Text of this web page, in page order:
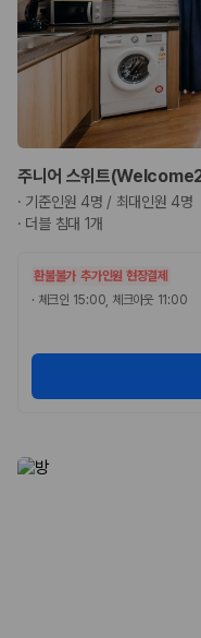
주니어 스위트
· 기준인원 4명 / 최대인원 4명
· 더블 침대 1개
환불불가 추가인원 현장결제
· 체크인 15:00, 체크아웃 11:00